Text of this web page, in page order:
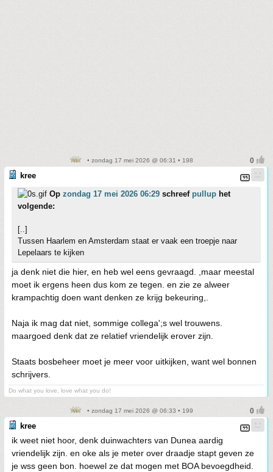
• zondag 17 mei 2026 @ 06:31 • 198
kree
Op zondag 17 mei 2026 06:29 schreef pullup het
volgende:
[..]
Tussen Haarlem en Amsterdam staat er vaak een troepje naar
Lepelaars te kijken
ja denk niet die hier, en heb wel eens gevraagd. ,maar meestal
moet ik ergens heen dus kom ze tegen. en zie ze alweer
krampachtig doen want denken ze krijg bekeuring,.
Naja ik mag dat niet, sommige collega';s wel trouwens.
maargoed denk dat ze relatief vriendelijk erover zijn.
Staats bosbeheer moet je meer voor uitkijken, want wel bonnen
schrijvers.
Do what you love, love what you do!
• zondag 17 mei 2026 @ 06:33 • 199
kree
ik weet niet hoor, denk duinwachters van Dunea aardig
vriendelijk zijn. en oke als je meter over draadje stapt geven ze
je wss geen bon. hoewel ze dat mogen met BOA bevoegdheid.